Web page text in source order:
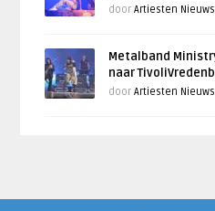
doorArtiesten Nieuws
Metalband
naar
doorArtiesten Nieuws